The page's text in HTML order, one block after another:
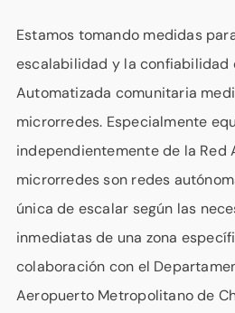
Estamos tomando medidas
escalabilidad y la confiabilidad
Automatizada comunitaria
microrredes. Especialmente
independientemente de la Red
microrredes son redes
única de escalar según las
inmediatas de una zona
colaboración con el
Aeropuerto Metropolitano de